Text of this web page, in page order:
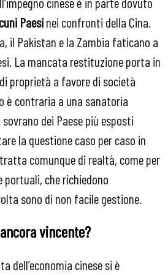
Paesinei confronti della Cina.
il Pakistan e la Zambia faticano a
La mancata restituzione porta in
proprietà a favore di società
è contraria a una sanatoria
dei Paese più esposti
la questione caso per caso in
comunque di realtà, come per
che richiedono
sono di non facile gestione.
vincente?
dell’economia cinese si è